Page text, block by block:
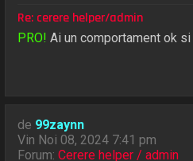
Re: cerere helper/admin
PRO! Ai un comportament ok
de 99zaynn
Vin Noi 08, 2024 7:41 pm
Forum:Cerere helper / admin